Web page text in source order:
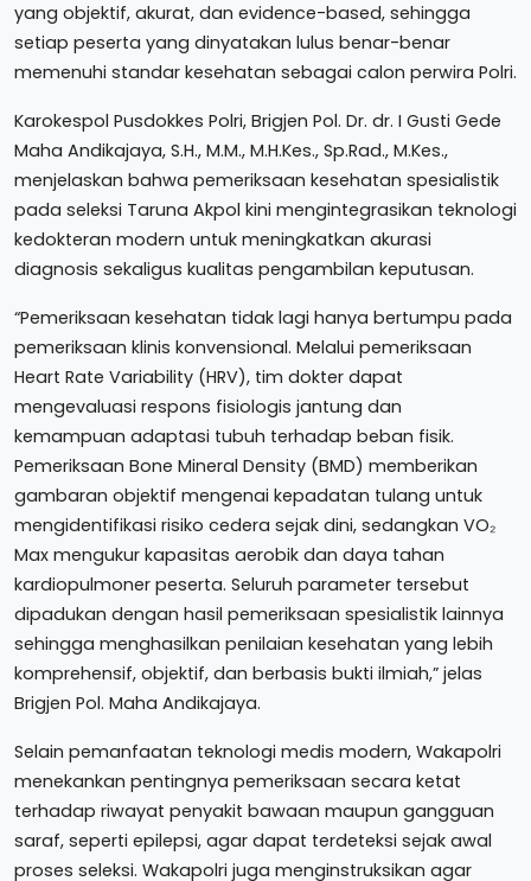
yang objektif, akurat, dan evidence-based, sehingga
setiap peserta yang dinyatakan lulus benar-benar
memenuhi standar kesehatan sebagai calon perwira Polri.
Karokespol Pusdokkes Polri, Brigjen Pol. Dr. dr. I Gusti Gede
Maha Andikajaya, S.H., M.M., M.H.Kes., Sp.Rad., M.Kes.,
menjelaskan bahwa pemeriksaan kesehatan spesialistik
pada seleksi Taruna Akpol kini mengintegrasikan teknologi
kedokteran modern untuk meningkatkan akurasi
diagnosis sekaligus kualitas pengambilan keputusan.
“Pemeriksaan kesehatan tidak lagi hanya bertumpu pada
pemeriksaan klinis konvensional. Melalui pemeriksaan
Heart Rate Variability (HRV), tim dokter dapat
mengevaluasi respons fisiologis jantung dan
kemampuan adaptasi tubuh terhadap beban fisik.
Pemeriksaan Bone Mineral Density (BMD) memberikan
gambaran objektif mengenai kepadatan tulang untuk
mengidentifikasi risiko cedera sejak dini, sedangkan VO₂
Max mengukur kapasitas aerobik dan daya tahan
kardiopulmoner peserta. Seluruh parameter tersebut
dipadukan dengan hasil pemeriksaan spesialistik lainnya
sehingga menghasilkan penilaian kesehatan yang lebih
komprehensif, objektif, dan berbasis bukti ilmiah,” jelas
Brigjen Pol. Maha Andikajaya.
Selain pemanfaatan teknologi medis modern, Wakapolri
menekankan pentingnya pemeriksaan secara ketat
terhadap riwayat penyakit bawaan maupun gangguan
saraf, seperti epilepsi, agar dapat terdeteksi sejak awal
proses seleksi. Wakapolri juga menginstruksikan agar